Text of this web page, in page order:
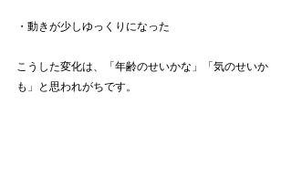
・動きが少しゆっくりになった
こうした変化は、「年齢のせいかな」「気のせいか
も」と思われがちです。